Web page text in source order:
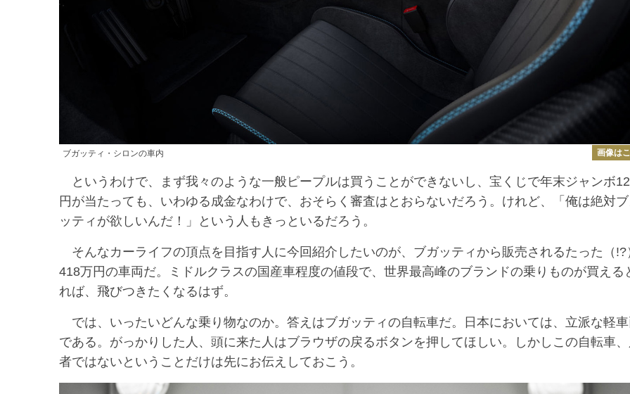
ブガッティ・シロンの車内 画像は
というわけで、まず我々のような一般ピープルは買うことができないし、宝くじで年末ジャンボ
円が当たっても、いわゆる成金なわけで、おそらく審査はとおらないだろう。けれど、「俺は絶対
ッティが欲しいんだ！」という人もきっといるだろう。
そんなカーライフの頂点を目指す人に今回紹介したいのが、ブガッティから販売されるたった（!?
418万円の車両だ。ミドルクラスの国産車程度の値段で、世界最高峰のブランドの乗りものが買える
れば、飛びつきたくなるはず。
では、いったいどんな乗り物なのか。答えはブガッティの自転車だ。日本においては、立派な軽
である。がっかりした人、頭に来た人はブラウザの戻るボタンを押してほしい。しかしこの自転車
者ではないということだけは先にお伝えしておこう。